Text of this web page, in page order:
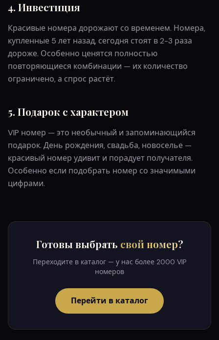
4. Инвестиция
Красивые номера дорожают со временем. Номера,
купленные 5 лет назад, сегодня стоят в 2-3 раза
дороже. Особенно ценятся полностью
повторяющиеся комбинации — их количество
ограничено, а спрос растёт.
5. Подарок с характером
VIP номер — это необычный и запоминающийся
подарок. День рождения, свадьба, новоселье —
красивый номер удивит и порадует получателя.
Особенно если подобрать номер со значимыми
цифрами.
Готовы выбрать свой номер?
Переходите в каталог — у нас более 2000 VIP
номеров
Перейти в каталог